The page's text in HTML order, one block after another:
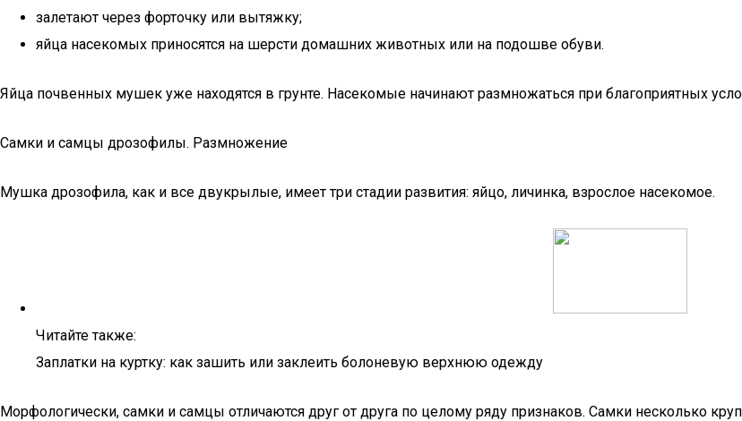
залетают через форточку или вытяжку;
яйца насекомых приносятся на шерсти домашних животных или на подошве обуви.
Яйца почвенных мушек уже находятся в грунте. Насекомые начинают размножаться при благоприятных
Самки и самцы дрозофилы. Размножение
Мушка дрозофила, как и все двукрылые, имеет три стадии развития: яйцо, личинка, взрослое насекомое.
Читайте также:
Заплатки на куртку: как зашить или заклеить болоневую верхнюю одежду
Морфологически, самки и самцы отличаются друг от друга по целому ряду признаков. Самки несколько